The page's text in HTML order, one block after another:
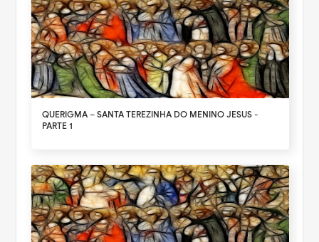
QUERIGMA – SANTA TEREZINHA DO MENINO JESUS -
PARTE 1